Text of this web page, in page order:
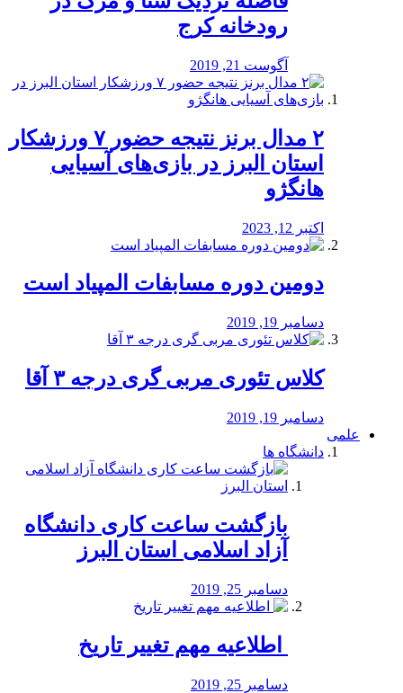
رودخانه کرج
آگوست 21, 2019
۲ مدال برنز نتیجه حضور ۷ ورزشکار
استان البرز در بازی‌های آسیایی
هانگژو
اکتبر 12, 2023
دومین دوره مسابفات المپیاد است
دسامبر 19, 2019
کلاس تئوری مربی گری درجه ۳ آقا
دسامبر 19, 2019
علمی
دانشگاه ها
بازگشت ساعت کاری دانشگاه
آزاد اسلامی استان البرز
دسامبر 25, 2019
️ اطلاعیه مهم تغییر تاریخ
دسامبر 25, 2019